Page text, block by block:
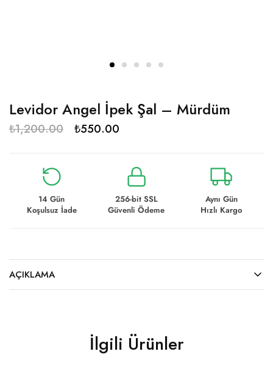
Levidor Angel İpek Şal – Mürdüm
₺1,200.00 ₺550.00
14 Gün
Koşulsuz İade
256-bit SSL
Güvenli Ödeme
Aynı Gün
Hızlı Kargo
AÇIKLAMA
İlgili Ürünler